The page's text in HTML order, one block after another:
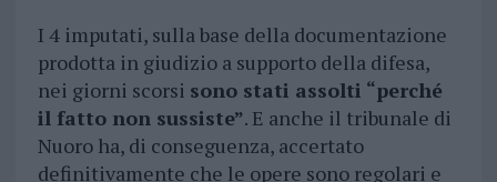
I 4 imputati, sulla base della documentazione
prodotta in giudizio a supporto della difesa,
nei giorni scorsi sono stati assolti “perché
il fatto non sussiste”. E anche il tribunale di
Nuoro ha, di conseguenza, accertato
definitivamente che le opere sono regolari e